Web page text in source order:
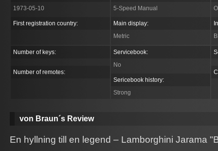
1973-05-10
First registration country:
5-Speed Manual
Main display:
Metric
Number of keys:
Number of remotes:
Servicebook:
No
Sericebook history:
Strong
von Braun´s Review
En hyllning till en legend – Lamborghini Jarama